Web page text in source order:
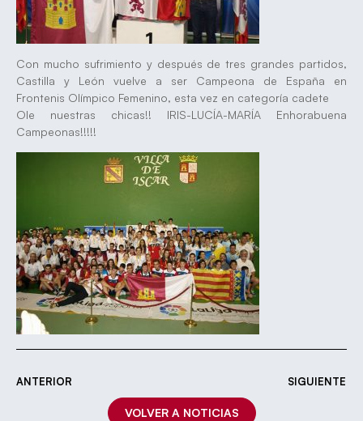
Con mucho sufrimiento y después de tres grandes partidos,
Castilla y León vuelve a ser Campeona de España en
Frontenis Olímpico Femenino, esta vez en categoría cadete
Ole nuestras chicas!! IRIS-LUCÍA-MARÍA Enhorabuena
Campeonas!!!!!
ANTERIOR SIGUIENTE
VOLVER A NOTICIAS